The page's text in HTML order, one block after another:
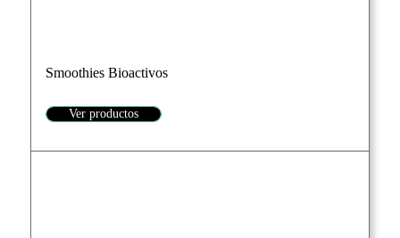
Smoothies Bioactivos
Ver productos